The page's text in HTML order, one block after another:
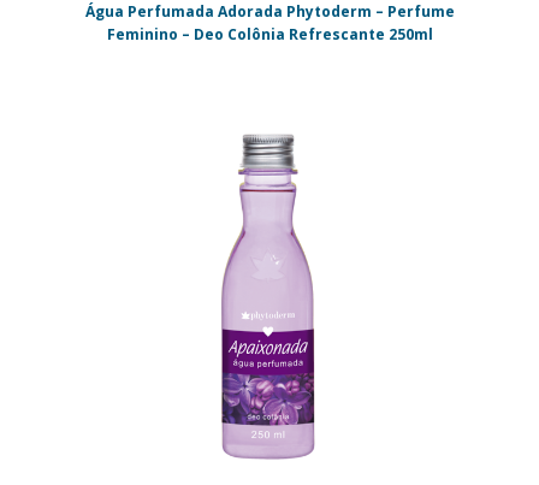
Água Perfumada Adorada Phytoderm – Perfume
Feminino – Deo Colônia Refrescante 250ml